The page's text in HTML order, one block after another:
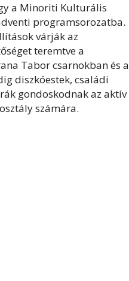
a Minoriti Kulturális
programsorozatba.
várják az
teremtve a
Tabor csarnokban és a
diszkóestek, családi
gondoskodnak az aktív
számára.